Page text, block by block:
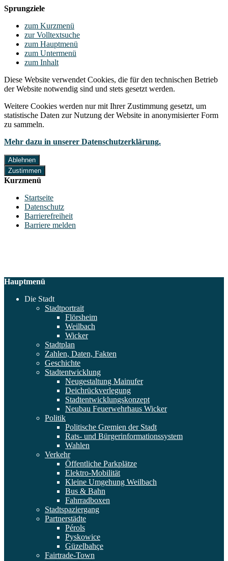
Sprungziele
zum Kurzmenü
zur Volltextsuche
zum Hauptmenü
zum Untermenü
zum Inhalt
Diese Website verwendet Cookies, die für den technischen Betrieb
der Website notwendig sind und stets gesetzt werden.
Weitere Cookies werden nur mit Ihrer Zustimmung gesetzt, um
statistische Daten zur Nutzung der Website in anonymisierter Form
zu sammeln.
Mehr dazu in unserer Datenschutzerklärung.
Ablehnen
Zustimmen
Kurzmenü
Startseite
Datenschutz
Barrierefreiheit
Barriere melden
Hauptmenü
Die Stadt
Stadtportrait
Flörsheim
Weilbach
Wicker
Stadtplan
Zahlen, Daten, Fakten
Geschichte
Stadtentwicklung
Neugestaltung Mainufer
Deichrückverlegung
Stadtentwicklungskonzept
Neubau Feuerwehrhaus Wicker
Politik
Politische Gremien der Stadt
Rats- und Bürgerinformationssystem
Wahlen
Verkehr
Öffentliche Parkplätze
Elektro-Mobilität
Kleine Umgehung Weilbach
Bus & Bahn
Fahrradboxen
Stadtspaziergang
Partnerstädte
Pérols
Pyskowice
Güzelbahçe
Fairtrade-Town